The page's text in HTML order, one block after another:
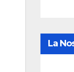
La